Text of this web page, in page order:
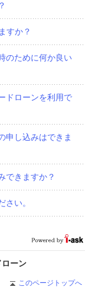
すか？
のために何か良い
ドローンを利用で
申し込みはできま
できますか？
さい。
ローン
このページトップへ